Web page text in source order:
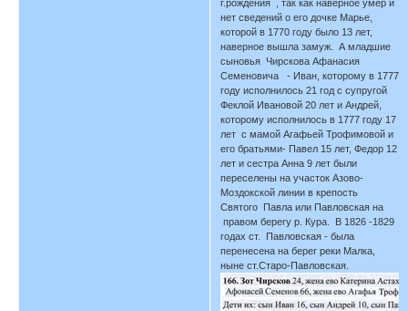
г.рождения , так как наверное умер и
нет сведений о его дочке Марье,
которой в 1770 году было 13 лет,
наверное вышла замуж. А младшие
сыновья Чирскова Афанасия
Семеновича - Иван, которому в 1777
году исполнилось 21 год с супругой
Феклой Ивановой 20 лет и Андрей,
которому исполнилось в 1777 году 17
лет с мамой Агафьей Трофимовой и
его братьями- Павел 15 лет, Федор 12
лет и сестра Анна 9 лет были
переселены на участок Азово-
Моздокской линии в крепость
Святого Павла или Павловская на
правом берегу р. Кура. В 1826 -1829
годах ст. Павловская - была
перенесена на берег реки Малка,
ныне ст.Старо-Павловская.